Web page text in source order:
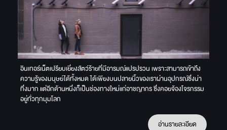
อินเทอร์เน็ตเปรียบเยี่ยงสัตว์ร้ายที่มีอารมณ์แปรปรวน เพราะสามารถเข้าถึง
ความรู้ของมนุษย์ได้ทั้งหมด ได้เพียงบนปลายนิ้วของเราผ่านอุปกรณ์ซึ่งน่า
ทึ่งมาก แต่อีกด้านหนึ่งก็เป็นช่องทางใหม่แก่อาชญากร ซึ่งคอยจ้องโจรกรรม
อยู่ทั่วทุกมุมโลก
อ่านรายละเอียด